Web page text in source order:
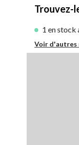
Trouvez-
1 en stock
Voir d'autres